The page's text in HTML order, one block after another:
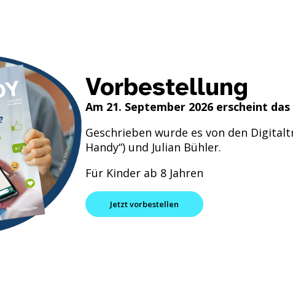
Vorbestellung
Am 21. September 2026 erscheint das
Geschrieben wurde es von den
Handy“) und Julian Bühler.
Für Kinder ab 8 Jahren
Jetzt vorbestellen